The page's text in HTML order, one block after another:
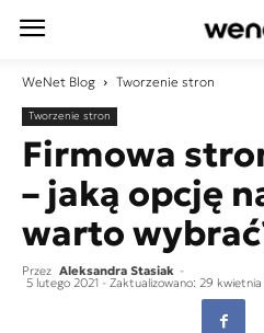
WeNet Blog Tworzenie stron
Tworzenie stron
Firmowa
– jaką opcję
warto
Przez Aleksandra Stasiak -
5 lutego 2021 - Zaktualizowano: 29